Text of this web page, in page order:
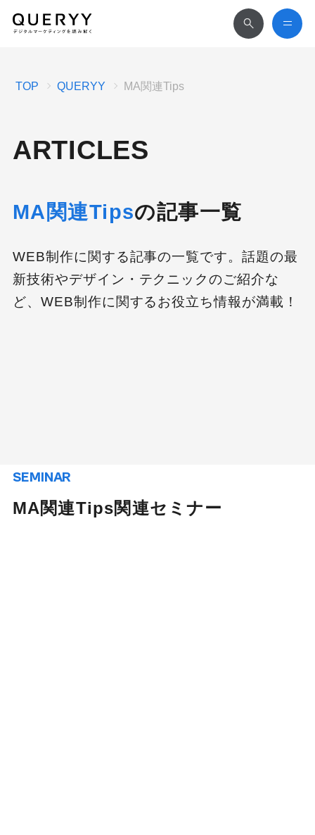
TOP QUERYY MA関連Tips
ARTICLES
MA関連Tipsの記事一覧
WEB制作に関する記事の一覧です。話題の最
新技術やデザイン・テクニックのご紹介な
ど、WEB制作に関するお役立ち情報が満載！
SEMINAR
MA関連Tips関連セミナー